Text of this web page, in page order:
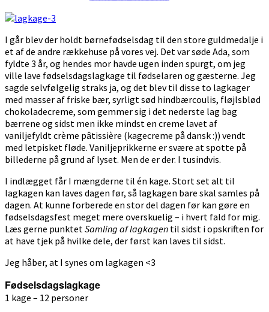
I går blev der holdt børnefødselsdag til den store guldmedalje i
et af de andre rækkehuse på vores vej. Det var søde Ada, som
fyldte 3 år, og hendes mor havde ugen inden spurgt, om jeg
ville lave fødselsdagslagkage til fødselaren og gæsterne. Jeg
sagde selvfølgelig straks ja, og det blev til disse to lagkager
med masser af friske bær, syrligt sød hindbærcoulis, fløjlsblød
chokoladecreme, som gemmer sig i det nederste lag bag
bærrene og sidst men ikke mindst en creme lavet af
vaniljefyldt crème pâtissière (kagecreme på dansk :)) vendt
med letpisket fløde. Vaniljeprikkerne er svære at spotte på
billederne på grund af lyset. Men de er der. I tusindvis.
I indlægget får I mængderne til én kage. Stort set alt til
lagkagen kan laves dagen før, så lagkagen bare skal samles på
dagen. At kunne forberede en stor del dagen før kan gøre en
fødselsdagsfest meget mere overskuelig – i hvert fald for mig.
Læs gerne punktet Samling af lagkagen til sidst i opskriften for
at have tjek på hvilke dele, der først kan laves til sidst.
Jeg håber, at I synes om lagkagen <3
Fødselsdagslagkage
1 kage – 12 personer